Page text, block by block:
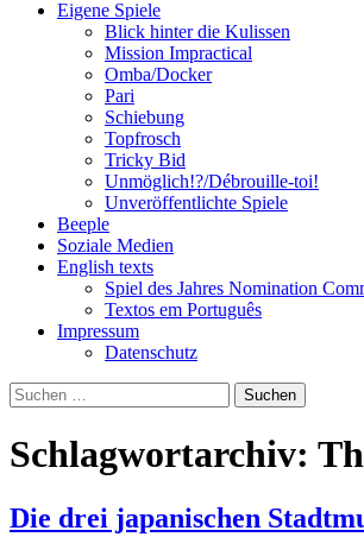
Eigene Spiele
Blick hinter die Kulissen
Mission Impractical
Omba/Docker
Pari
Schiebung
Topfrosch
Tricky Bid
Unmöglich!?/Débrouille-toi!
Unveröffentlichte Spiele
Beeple
Soziale Medien
English texts
Spiel des Jahres Nomination
Textos em Português
Impressum
Datenschutz
Suchen
nach:
Schlagwortarchiv:
Die drei japanischen